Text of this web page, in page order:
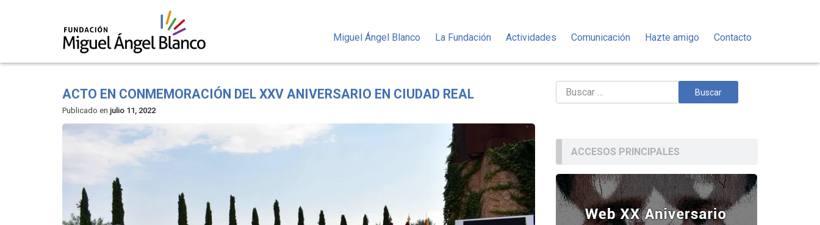
Miguel Ángel Blanco La Fundación Actividades Comunicación Hazte amigo Contacto
ACTO EN CONMEMORACIÓN DEL XXV ANIVERSARIO EN CIUDAD REAL
Publicado en julio 11, 2022
Buscar:
ACCESOS PRINCIPALES